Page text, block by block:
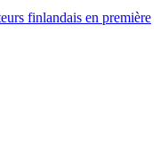
finlandais en première